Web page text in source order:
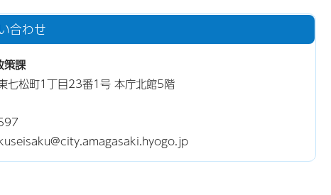
合わせ
課
七松町1丁目23番1号 本庁北館5階